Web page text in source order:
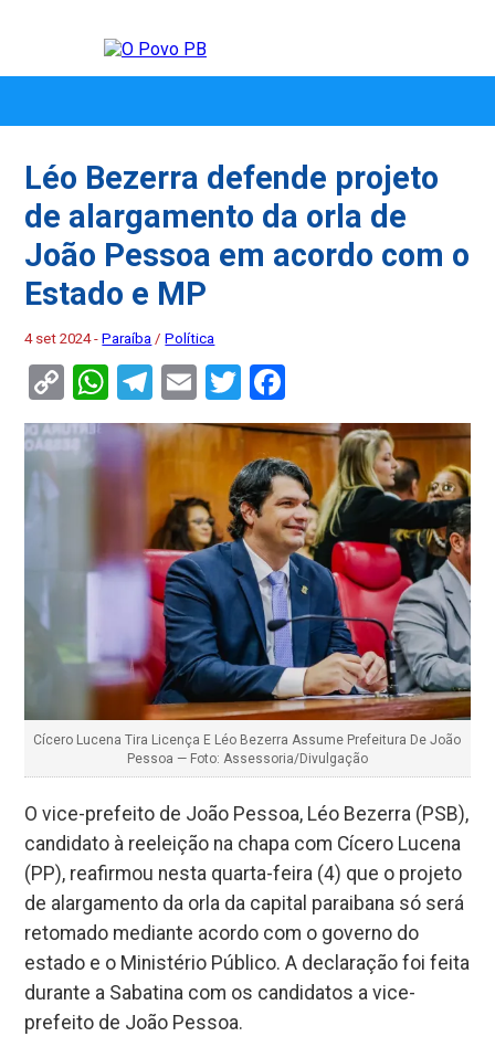
Léo Bezerra defende projeto
de alargamento da orla de
João Pessoa em acordo com o
Estado e MP
4 set 2024 -Paraíba /Política
Copy
Link
WhatsApp
Telegram
EmailTwitter
Cícero Lucena Tira Licença E Léo Bezerra Assume Prefeitura De João
Pessoa — Foto: Assessoria/Divulgação
O vice-prefeito de João Pessoa, Léo Bezerra (PSB),
candidato à reeleição na chapa com Cícero Lucena
(PP), reafirmou nesta quarta-feira (4) que o projeto
de alargamento da orla da capital paraibana só será
retomado mediante acordo com o governo do
estado e o Ministério Público. A declaração foi feita
durante a Sabatina com os candidatos a vice-
prefeito de João Pessoa.